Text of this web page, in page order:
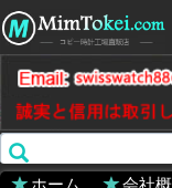
ホーム 会社